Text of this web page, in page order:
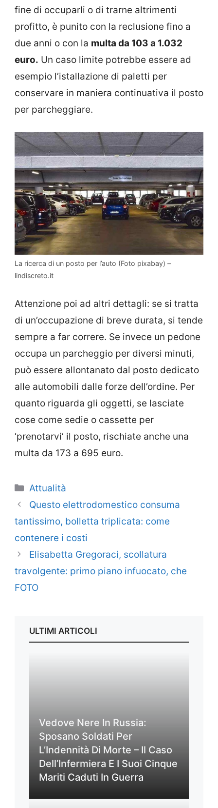
fine di occuparli o di trarne altrimenti
profitto, è punito con la reclusione fino a
due anni o con la multa da 103 a 1.032
euro. Un caso limite potrebbe essere ad
esempio l’istallazione di paletti per
conservare in maniera continuativa il posto
per parcheggiare.
La ricerca di un posto per l’auto (Foto pixabay) –
lindiscreto.it
Attenzione poi ad altri dettagli: se si tratta
di un’occupazione di breve durata, si tende
sempre a far correre. Se invece un pedone
occupa un parcheggio per diversi minuti,
può essere allontanato dal posto dedicato
alle automobili dalle forze dell’ordine. Per
quanto riguarda gli oggetti, se lasciate
cose come sedie o cassette per
‘prenotarvi’ il posto, rischiate anche una
multa da 173 a 695 euro.
Categorie
Attualità
Questo elettrodomestico consuma
tantissimo, bolletta triplicata: come
contenere i costi
Elisabetta Gregoraci, scollatura
travolgente: primo piano infuocato, che
FOTO
ULTIMI ARTICOLI
Vedove Nere In Russia:
Sposano Soldati Per
L’Indennità Di Morte – Il Caso
Dell’Infermiera E I Suoi Cinque
Mariti Caduti In Guerra